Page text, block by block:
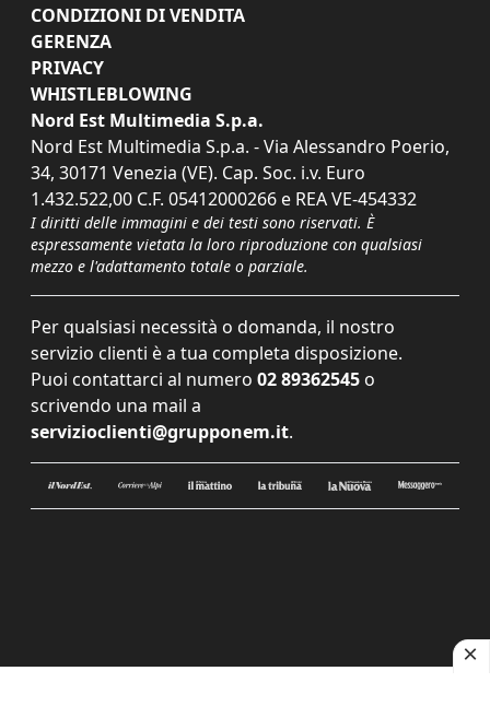
CONDIZIONI DI VENDITA
GERENZA
PRIVACY
WHISTLEBLOWING
Nord Est Multimedia S.p.a.
Nord Est Multimedia S.p.a. - Via Alessandro Poerio,
34, 30171 Venezia (VE). Cap. Soc. i.v. Euro
1.432.522,00 C.F. 05412000266 e REA VE-454332
I diritti delle immagini e dei testi sono riservati. È
espressamente vietata la loro riproduzione con qualsiasi
mezzo e l'adattamento totale o parziale.
Per qualsiasi necessità o domanda, il nostro
servizio clienti è a tua completa disposizione.
Puoi contattarci al numero 02 89362545 o
scrivendo una mail a
servizioclienti@grupponem.it.